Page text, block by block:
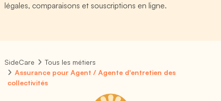
légales, comparaisons et souscriptions en ligne.
SideCare
Tous les métiers
Assurance pour Agent / Agente d'entretien des
collectivités